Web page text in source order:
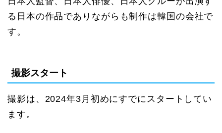
る日本の作品でありながらも制作は韓国の会社で
す。
撮影スタート
撮影は、2024年3月初めにすでにスタートしてい
ます。